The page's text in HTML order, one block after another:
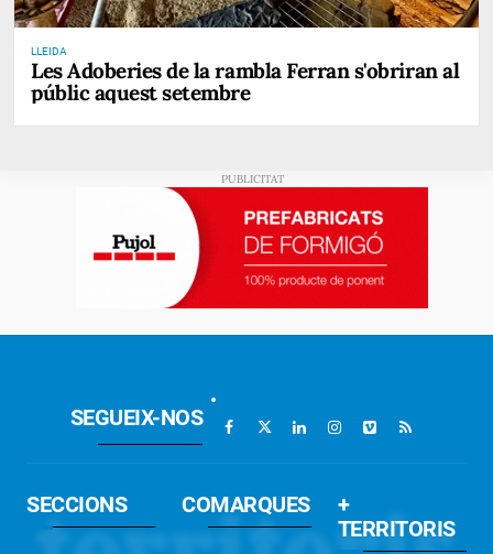
LLEIDA
Les Adoberies de la rambla Ferran s'obriran al
públic aquest setembre
SEGUEIX-NOS
SECCIONS COMARQUES
+
TERRITORIS